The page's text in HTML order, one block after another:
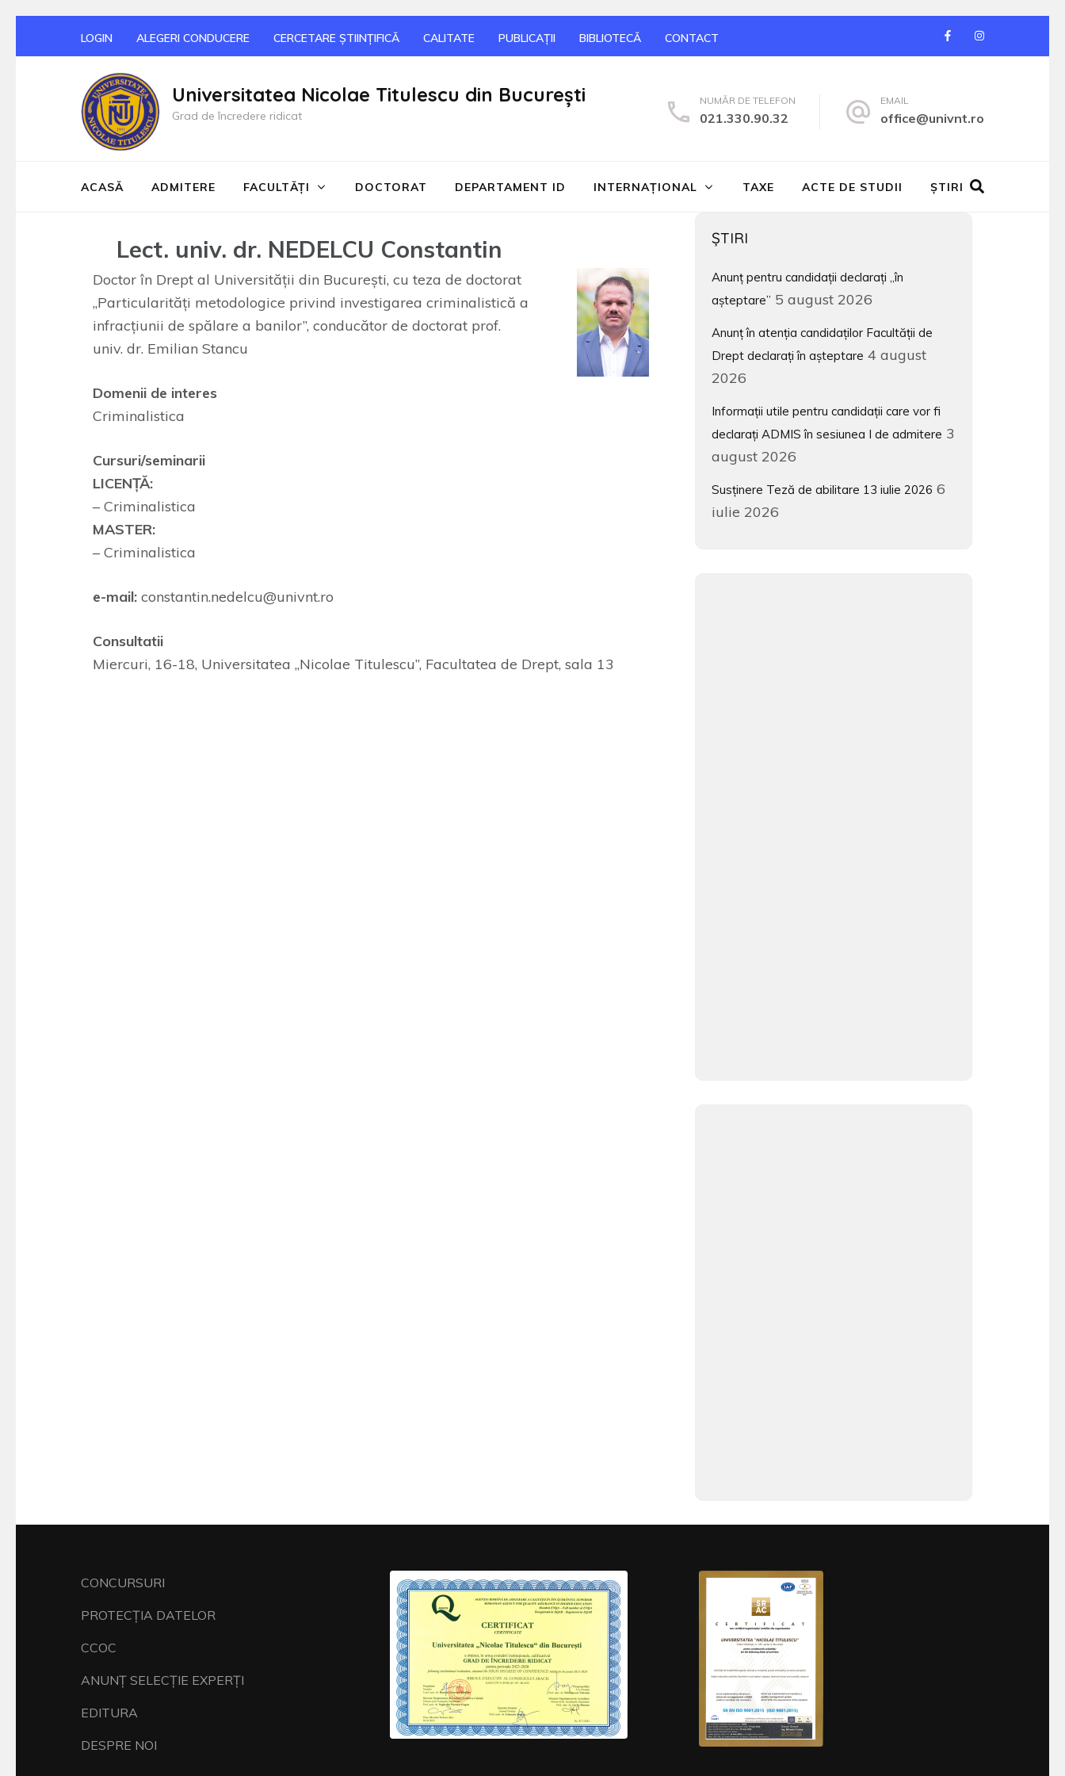
LOGIN ALEGERI CONDUCERE CERCETARE ȘTIINȚIFICĂ CALITATE PUBLICAȚII BIBLIOTECĂ CONTACT
Universitatea Nicolae Titulescu din București
Grad de încredere ridicat
NUMĂR DE TELEFON
021.330.90.32
EMAIL
office@univnt.ro
ACASĂ ADMITERE FACULTĂȚI DOCTORAT DEPARTAMENT ID INTERNAŢIONAL TAXE ACTE DE STUDII ŞTIRI
Lect. univ. dr. NEDELCU Constantin
Doctor în Drept al Universităţii din Bucureşti, cu teza de doctorat
„Particularităţi metodologice privind investigarea criminalistică a
infracţiunii de spălare a banilor”, conducător de doctorat prof.
univ. dr. Emilian Stancu
Domenii de interes
Criminalistica
Cursuri/seminarii
LICENŢĂ:
– Criminalistica
MASTER:
– Criminalistica
e-mail: constantin.nedelcu@univnt.ro
Consultatii
Miercuri, 16-18, Universitatea „Nicolae Titulescu”, Facultatea de Drept, sala 13
ŞTIRI
Anunț pentru candidații declarați „în
așteptare” 5 august 2026
Anunț în atenția candidaților Facultății de
Drept declarați în așteptare 4 august
2026
Informații utile pentru candidații care vor fi
declarați ADMIS în sesiunea I de admitere 3
august 2026
Susținere Teză de abilitare 13 iulie 2026 6
iulie 2026
CONCURSURI
PROTECŢIA DATELOR
CCOC
ANUNŢ SELECŢIE EXPERŢI
EDITURA
DESPRE NOI